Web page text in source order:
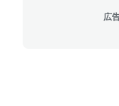
広